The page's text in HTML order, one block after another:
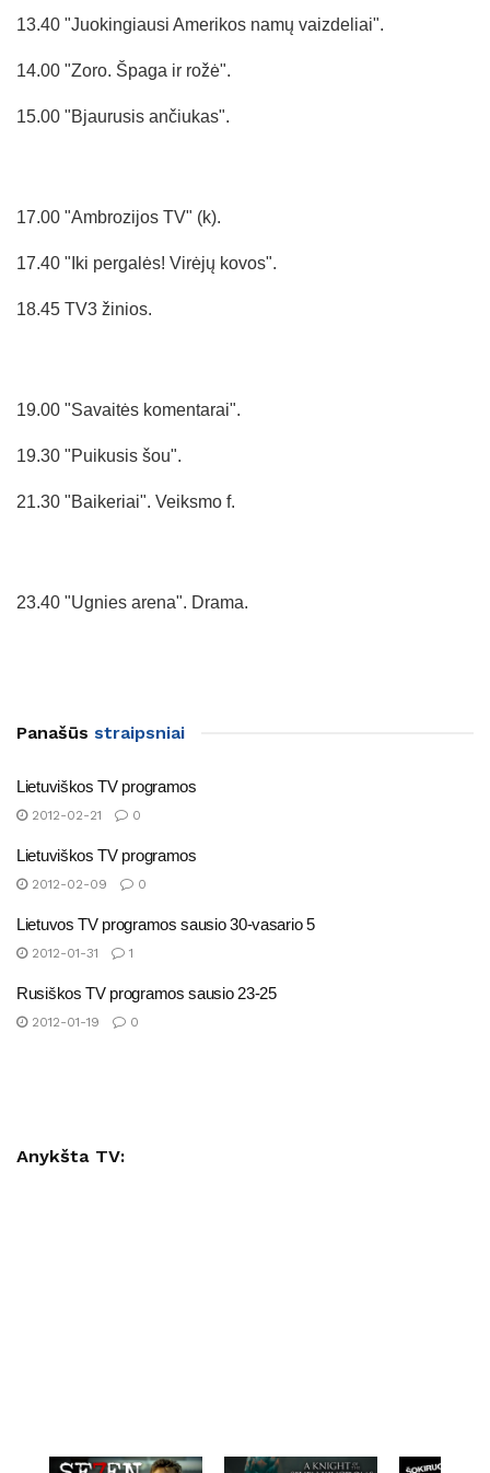
13.40 "Juokingiausi Amerikos namų vaizdeliai".
14.00 "Zoro. Špaga ir rožė".
15.00 "Bjaurusis ančiukas".
17.00 "Ambrozijos TV" (k).
17.40 "Iki pergalės! Virėjų kovos".
18.45 TV3 žinios.
19.00 "Savaitės komentarai".
19.30 "Puikusis šou".
21.30 "Baikeriai". Veiksmo f.
23.40 "Ugnies arena". Drama.
Panašūs straipsniai
Lietuviškos TV programos
2012-02-21 0
Lietuviškos TV programos
2012-02-09 0
Lietuvos TV programos sausio 30-vasario 5
2012-01-31 1
Rusiškos TV programos sausio 23-25
2012-01-19 0
Anykšta TV: